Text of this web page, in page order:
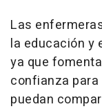
Las
la educación y
ya que
confianza
puedan